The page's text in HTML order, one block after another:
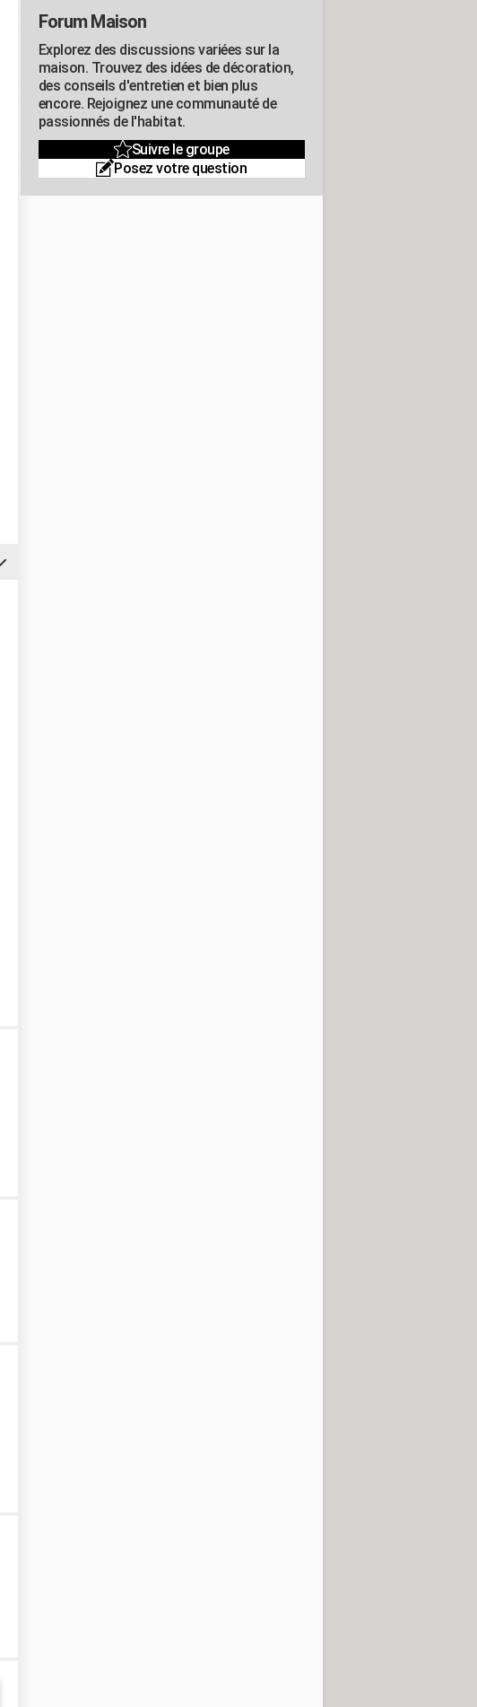
Forum Maison
Explorez des discussions variées sur la
maison. Trouvez des idées de décoration,
des conseils d'entretien et bien plus
encore. Rejoignez une communauté de
passionnés de l'habitat.
Suivre le groupe
Posez votre question